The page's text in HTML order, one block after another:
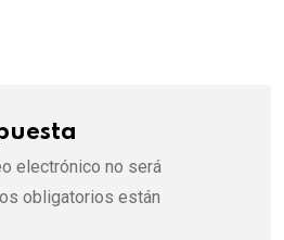
electrónico no será
obligatorios están